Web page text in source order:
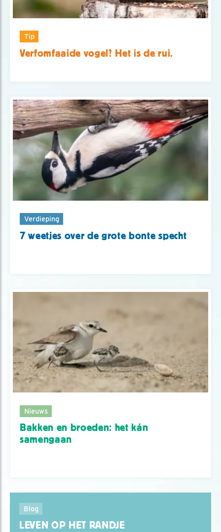
Tip
Verfomfaaide vogel? Het is de rui.
Verdieping
7 weetjes over de grote bonte specht
Nieuws
Bakken en broeden: het kán
samengaan
Blog
LEVEN OP HET RANDJE